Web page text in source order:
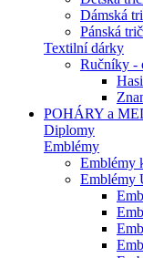
Dámská
Pánská
Textilní dárky
Ručníky -
POHÁRY a
Diplomy
Emblémy
Emblémy
Emblémy